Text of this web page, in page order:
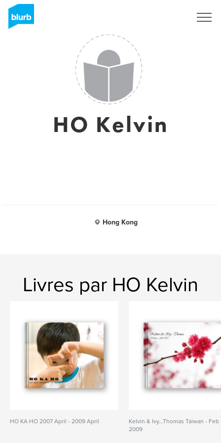
HO Kelvin
Hong Kong
Livres par HO Kelvin
HO KA HO 2007 April - 2009 April
Kelvin & Ivy...Thomas Taiwan - Feb
2009